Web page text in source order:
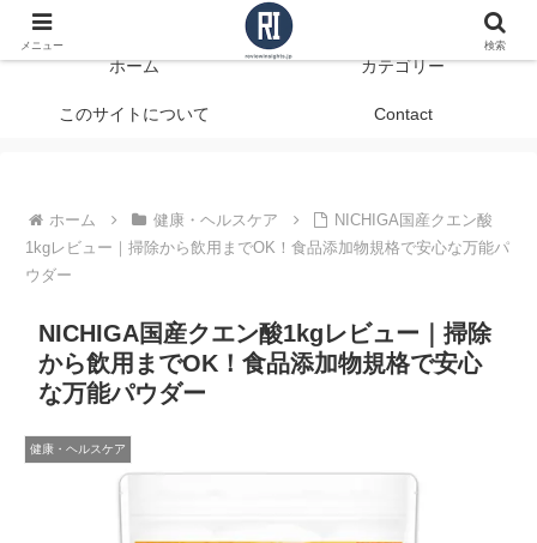
データで見る、本当に役立つ商品レビュー
ホーム カテゴリー
このサイトについて Contact
ホーム 健康・ヘルスケア
NICHIGA国産クエン酸
1kgレビュー｜掃除から飲用までOK！食品添加物規格で安心な万能パ
ウダー
NICHIGA国産クエン酸1kgレビュー｜掃除
から飲用までOK！食品添加物規格で安心
な万能パウダー
健康・ヘルスケア
メニュー 検索